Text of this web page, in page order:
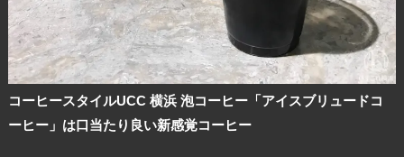
コーヒースタイルUCC 横浜 泡コーヒー「アイスブリュードコ
ーヒー」は口当たり良い新感覚コーヒー